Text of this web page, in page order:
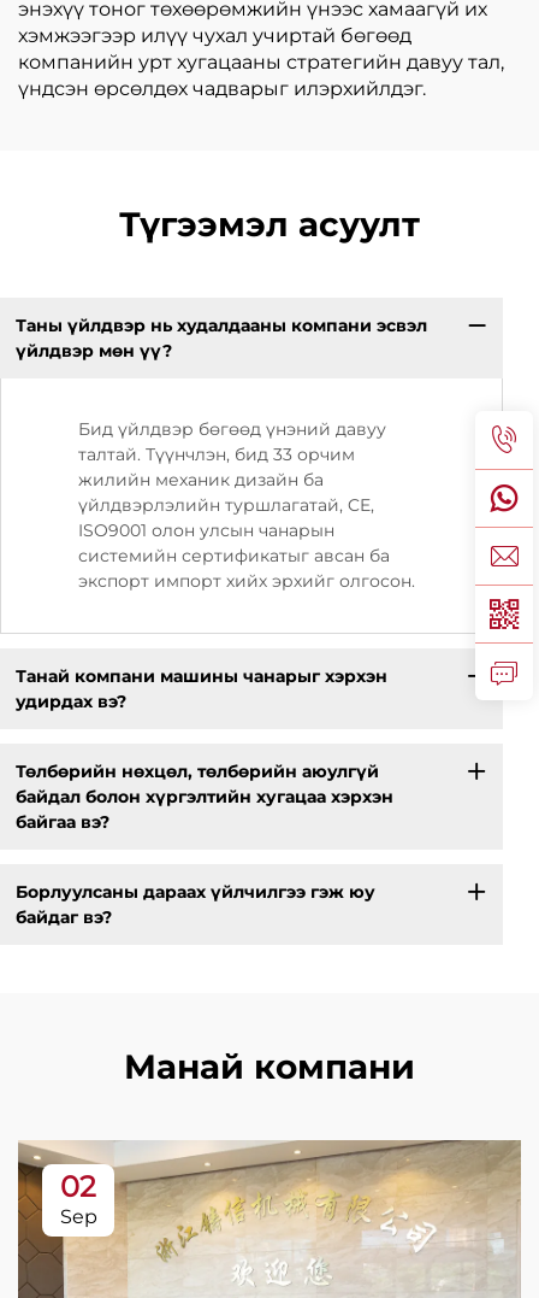
энэхүү тоног төхөөрөмжийн үнээс хамаагүй их
хэмжээгээр илүү чухал учиртай бөгөөд
компанийн урт хугацааны стратегийн давуу тал,
үндсэн өрсөлдөх чадварыг илэрхийлдэг.
Түгээмэл асуулт
Таны үйлдвэр нь худалдааны компани эсвэл
үйлдвэр мөн үү?
Бид үйлдвэр бөгөөд үнэний давуу
талтай. Түүнчлэн, бид 33 орчим
жилийн механик дизайн ба
үйлдвэрлэлийн туршлагатай, CE,
ISO9001 олон улсын чанарын
системийн сертификатыг авсан ба
экспорт импорт хийх эрхийг олгосон.
Танай компани машины чанарыг хэрхэн
удирдах вэ?
Төлбөрийн нөхцөл, төлбөрийн аюулгүй
байдал болон хүргэлтийн хугацаа хэрхэн
байгаа вэ?
Борлуулсаны дараах үйлчилгээ гэж юу
байдаг вэ?
Манай компани
02
Sep